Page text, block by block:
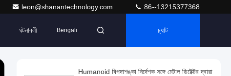
leon@shanantechnology.com 86--13215377368
ঘটনাবলী Bengali চ্যাট
Humanoid বিপদাশঙ্কা নির্দেশক সঙ্গে মেটাল ডিটেক্টর দ্বারা